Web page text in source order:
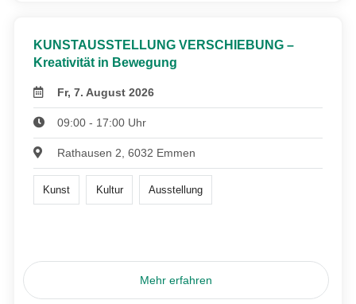
KUNSTAUSSTELLUNG VERSCHIEBUNG –
Kreativität in Bewegung
Fr, 7. August 2026
09:00 - 17:00 Uhr
Rathausen 2, 6032 Emmen
Kunst Kultur Ausstellung
Mehr erfahren